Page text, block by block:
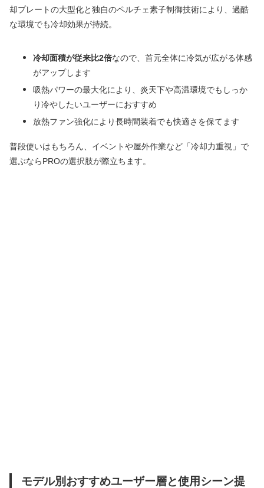
却プレートの大型化と独自のペルチェ素子制御技術により、過酷
な環境でも冷却効果が持続。
冷却面積が従来比2倍なので、首元全体に冷気が広がる体感
がアップします
吸熱パワーの最大化により、炎天下や高温環境でもしっか
り冷やしたいユーザーにおすすめ
放熱ファン強化により長時間装着でも快適さを保てます
普段使いはもちろん、イベントや屋外作業など「冷却力重視」で
選ぶならPROの選択肢が際立ちます。
モデル別おすすめユーザー層と使用シーン提